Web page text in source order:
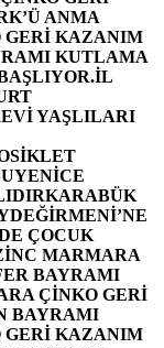
ANMA
GERİ KAZANIM
KUTLAMA
İL
YAŞLILARI
YENİCE
KARABÜK
ÇOCUK
MARMARA
BAYRAMI
ÇİNKO GERİ
BAYRAMI
GERİ KAZANIM